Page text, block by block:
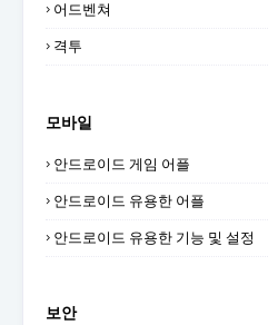
어드벤쳐
격투
모바일
안드로이드 게임 어플
안드로이드 유용한 어플
안드로이드 유용한 기능 및 설정
보안